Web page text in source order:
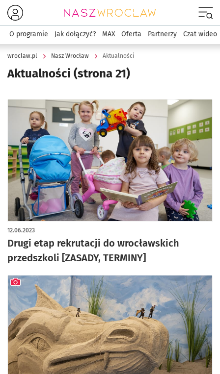
O programie Jak dołączyć? MAX Oferta Partnerzy Czat wideo
wroclaw.pl Nasz Wrocław Aktualności
Aktualności (strona 21)
Drugi etap rekrutacji do wrocławskich
przedszkoli [ZASADY, TERMINY]
12.06.2023